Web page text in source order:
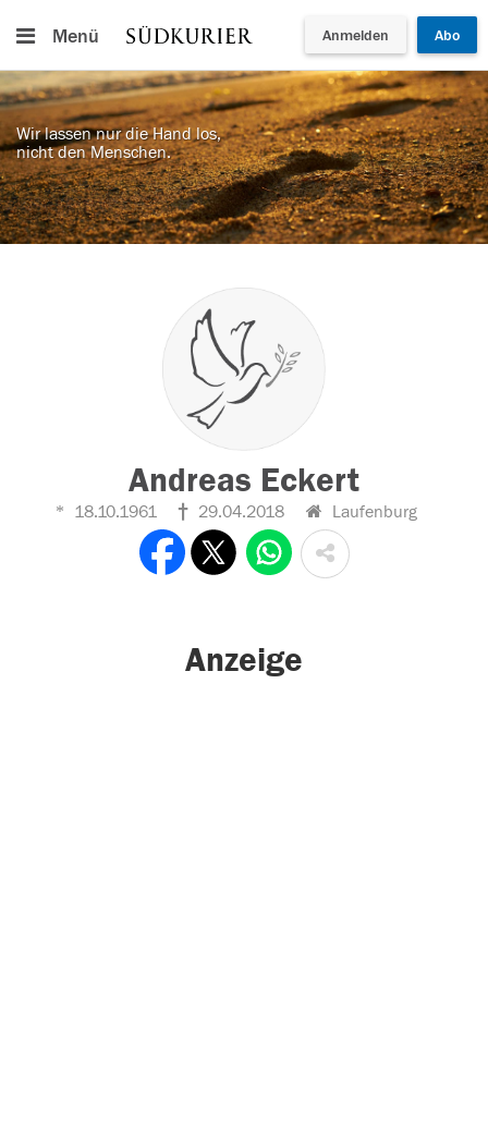
Menü Anmelden Abo
Wir lassen nur die Hand los,
nicht den Menschen.
Andreas Eckert
18.10.1961 29.04.2018 Laufenburg
Anzeige